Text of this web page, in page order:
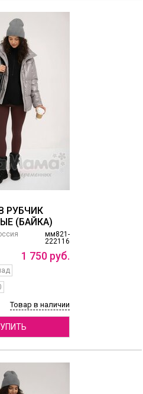
РУБЧИК
(БАЙКА)
мм821-
222116
1 750 руб.
Товар в наличии